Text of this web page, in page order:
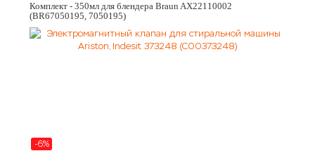
Комплект - 350мл для блендера Braun AX22110002
(BR67050195, 7050195)
-6%